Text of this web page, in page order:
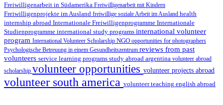
Freiwilligenarbeit in Südamerika Freiwilligenarbeit mit Kindern
Freiwilligenprojekte im Ausland freiwillige soziale Arbeit im Ausland health
internship abroad Internationale Freiwilligenprogramme Internationale
Studienprogramme international study programs international volunteer
program International Volunteer Scholarship NGO opportunities for photographers
Psychologische Betreuung in einem Gesundheitszentrum reviews from past
volunteers service learning programs study abroad argentina volunteer abroad
scholarship volunteer opportunities volunteer projects abroad
volunteer south america volunteer teaching english abroad